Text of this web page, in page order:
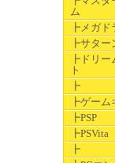
ム
┣メガド
┣サター
┣ドリー
ト
┣
┣ゲーム
┣PSP
┣PSVita
┣